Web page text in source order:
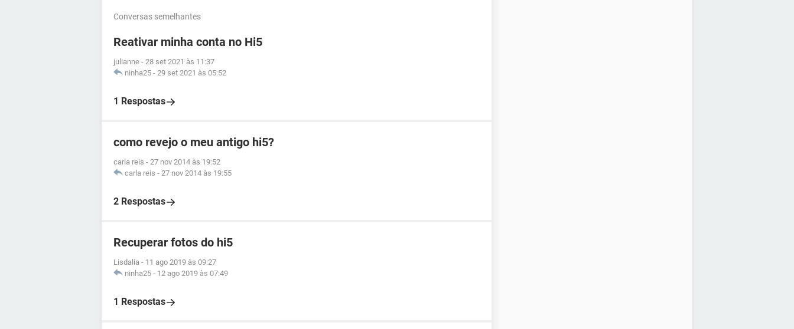
Conversas semelhantes
Reativar minha conta no Hi5
julianne - 28 set 2021 às 11:37
ninha25 - 29 set 2021 às 05:52
1 Respostas
como revejo o meu antigo hi5?
carla reis - 27 nov 2014 às 19:52
carla reis - 27 nov 2014 às 19:55
2 Respostas
Recuperar fotos do hi5
Lisdalia - 11 ago 2019 às 09:27
ninha25 - 12 ago 2019 às 07:49
1 Respostas